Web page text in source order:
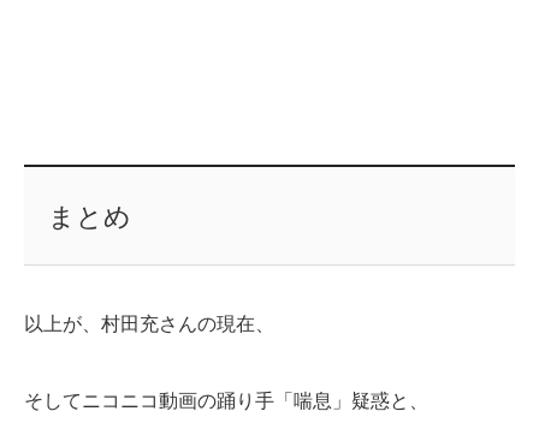
まとめ
以上が、村田充さんの現在、
そしてニコニコ動画の踊り手「喘息」疑惑と、